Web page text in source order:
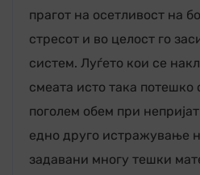
прагот на осетливост на
стресот и во целост го
систем. Луѓето кои се
смеата исто така потешко
поголем обем при
едно друго истражување
задавани многу тешки